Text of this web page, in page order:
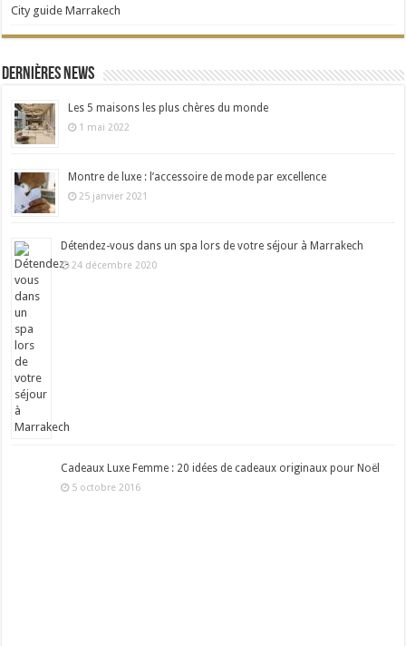
City guide Marrakech
Dernières news
Les 5 maisons les plus chères du monde
1 mai 2022
Montre de luxe : l’accessoire de mode par excellence
25 janvier 2021
Détendez-vous dans un spa lors de votre séjour à Marrakech
24 décembre 2020
Cadeaux Luxe Femme : 20 idées de cadeaux originaux pour Noël
5 octobre 2016